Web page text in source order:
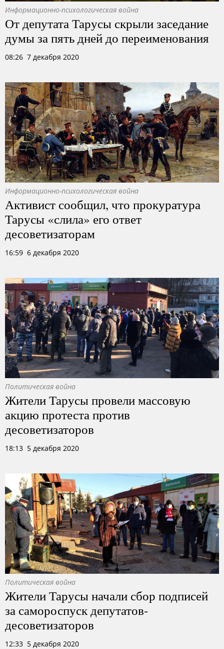
Информационно-психологическая война
От депутата Тарусы скрыли заседание
думы за пять дней до переименования
08:26 7 декабря 2020
Информационно-психологическая война
Активист сообщил, что прокуратура
Тарусы «слила» его ответ
десоветизаторам
16:59 6 декабря 2020
Политическая война
Жители Тарусы провели массовую
акцию протеста против
десоветизаторов
18:13 5 декабря 2020
Политическая война
Жители Тарусы начали сбор подписей
за самороспуск депутатов-
десоветизаторов
12:33 5 декабря 2020